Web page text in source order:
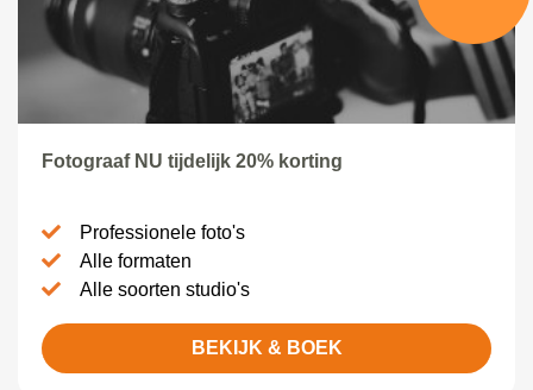
Fotograaf NU tijdelijk 20% korting
Professionele foto's
Alle formaten
Alle soorten studio's
BEKIJK & BOEK